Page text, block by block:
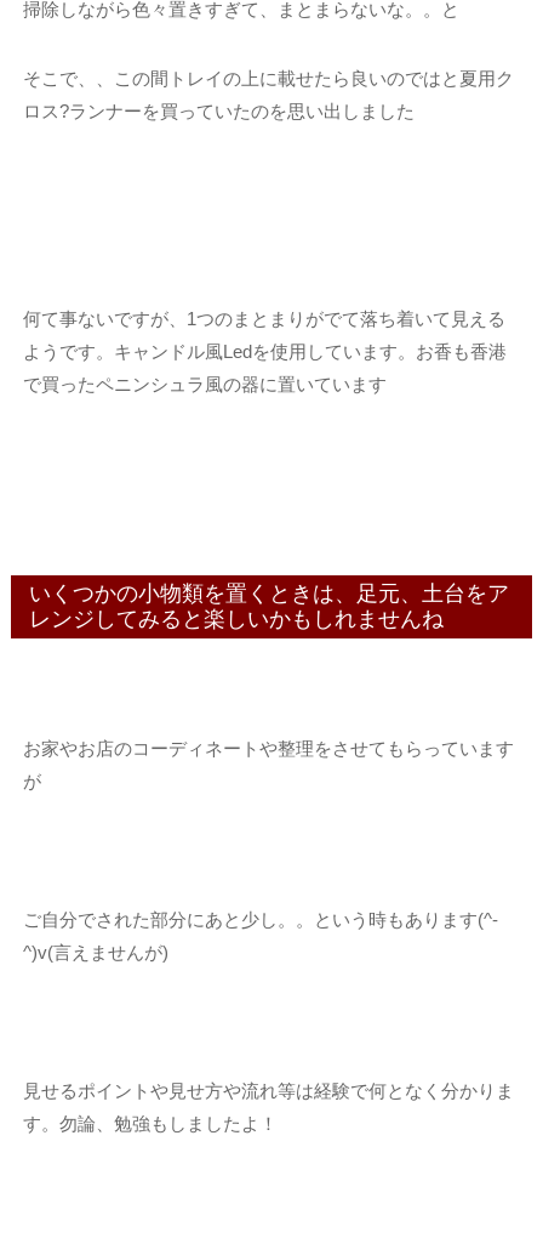
掃除しながら色々置きすぎて、まとまらないな。。と
そこで、、この間トレイの上に載せたら良いのではと夏用ク
ロス?ランナーを買っていたのを思い出しました
何て事ないですが、1つのまとまりがでて落ち着いて見える
ようです。キャンドル風Ledを使用しています。お香も香港
で買ったペニンシュラ風の器に置いています
いくつかの小物類を置くときは、足元、土台をア
レンジしてみると楽しいかもしれませんね
お家やお店のコーディネートや整理をさせてもらっています
が
ご自分でされた部分にあと少し。。という時もあります(^-
^)v(言えませんが)
見せるポイントや見せ方や流れ等は経験で何となく分かりま
す。勿論、勉強もしましたよ！